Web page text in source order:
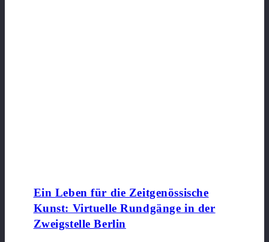
Ein Leben für die Zeitgenössische
Kunst: Virtuelle Rundgänge in der
Zweigstelle Berlin